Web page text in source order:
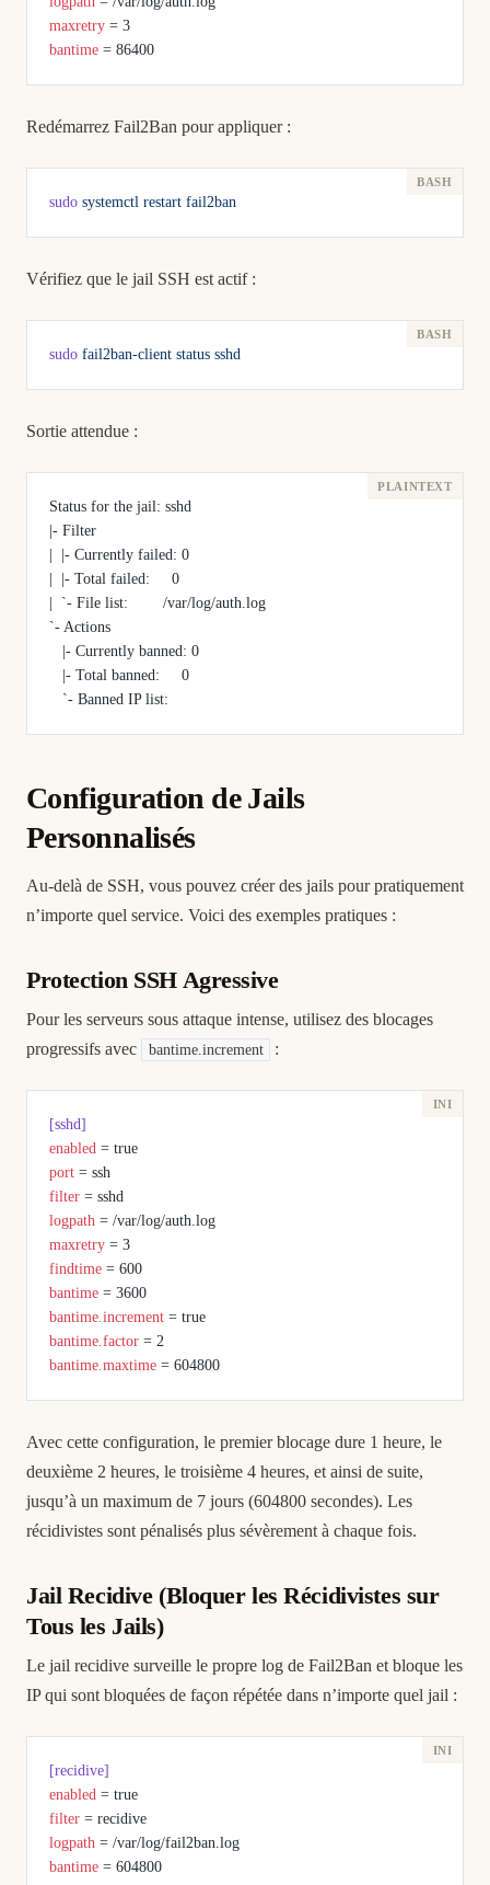
maxretry = 3
bantime = 86400
Redémarrez Fail2Ban pour appliquer :
sudo systemctl restart fail2ban
Vérifiez que le jail SSH est actif :
sudo fail2ban-client status sshd
Sortie attendue :
Status for the jail: sshd
|- Filter
|  |- Currently failed: 0
|  |- Total failed:     0
|  `- File list:        /var/log/auth.log
`- Actions
   |- Currently banned: 0
   |- Total banned:     0
   `- Banned IP list:
Configuration de Jails
Personnalisés
Au-delà de SSH, vous pouvez créer des jails pour pratiquement
n’importe quel service. Voici des exemples pratiques :
Protection SSH Agressive
Pour les serveurs sous attaque intense, utilisez des blocages
progressifs avec
bantime.increment :
[sshd]
enabled = true
port = ssh
filter = sshd
logpath = /var/log/auth.log
maxretry = 3
findtime = 600
bantime = 3600
bantime.increment = true
bantime.factor = 2
bantime.maxtime = 604800
Avec cette configuration, le premier blocage dure 1 heure, le
deuxième 2 heures, le troisième 4 heures, et ainsi de suite,
jusqu’à un maximum de 7 jours (604800 secondes). Les
récidivistes sont pénalisés plus sévèrement à chaque fois.
Jail Recidive (Bloquer les Récidivistes sur
Tous les Jails)
Le jail recidive surveille le propre log de Fail2Ban et bloque les
IP qui sont bloquées de façon répétée dans n’importe quel jail :
[recidive]
enabled = true
filter = recidive
logpath = /var/log/fail2ban.log
bantime = 604800